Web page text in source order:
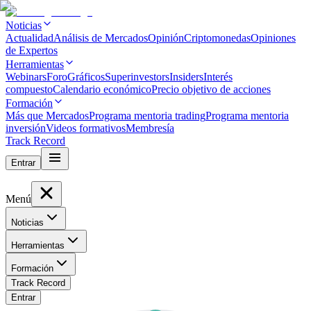
Noticias
ActualidadAnálisis de MercadosOpiniónCriptomonedasOpiniones
de Expertos
Herramientas
WebinarsForoGráficosSuperinvestorsInsidersInterés
compuestoCalendario económicoPrecio objetivo de acciones
Formación
Más que MercadosPrograma mentoria tradingPrograma mentoria
inversiónVideos formativosMembresía
Track Record
Entrar
Menú
Noticias
Herramientas
Formación
Track Record
Entrar